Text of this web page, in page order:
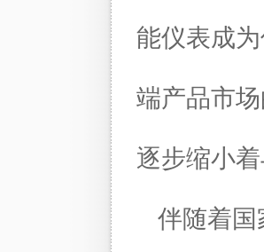
能仪表成
端产品市
逐步缩小
伴随着国